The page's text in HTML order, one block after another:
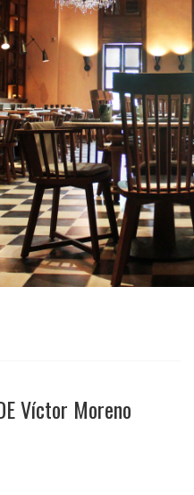
Víctor Moreno